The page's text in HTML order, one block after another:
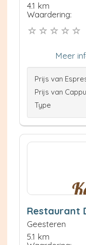
4.1 km
Waardering:
Meer
Prijs van
Prijs van
Type
Restaurant
Geesteren
5.1 km